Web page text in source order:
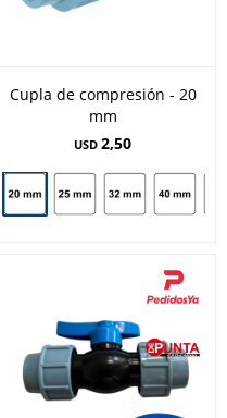
Cupla de compresión - 20
mm
USD 2,50